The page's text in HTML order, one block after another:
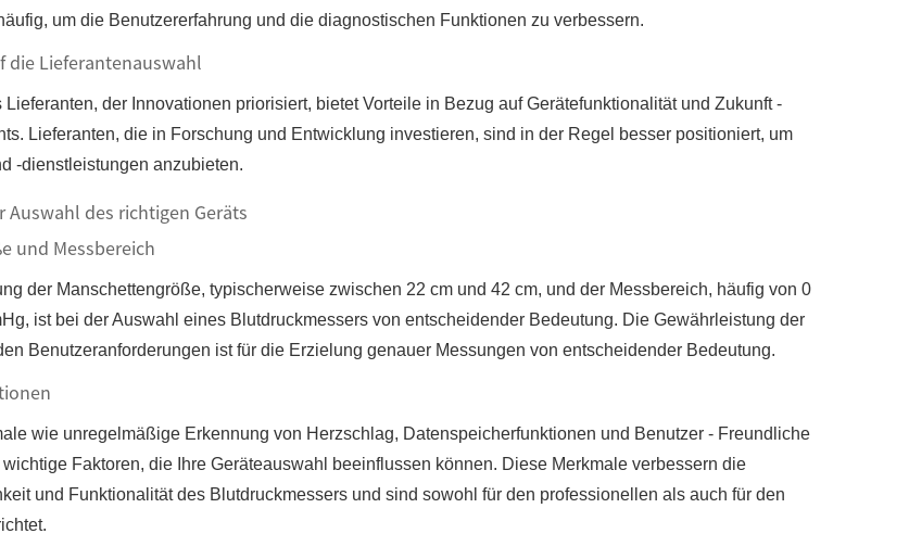
um die Benutzererfahrung und die diagnostischen Funktionen zu verbessern.
die Lieferantenauswahl
Lieferanten, der Innovationen priorisiert, bietet Vorteile in Bezug auf Gerätefunktionalität und Zukunft -
Lieferanten, die in Forschung und Entwicklung investieren, sind in der Regel besser positioniert, um
-dienstleistungen anzubieten.
Auswahl des richtigen Geräts
und Messbereich
der Manschettengröße, typischerweise zwischen 22 cm und 42 cm, und der Messbereich, häufig von 0
ist bei der Auswahl eines Blutdruckmessers von entscheidender Bedeutung. Die Gewährleistung der
Benutzeranforderungen ist für die Erzielung genauer Messungen von entscheidender Bedeutung.
wie unregelmäßige Erkennung von Herzschlag, Datenspeicherfunktionen und Benutzer - Freundliche
Faktoren, die Ihre Geräteauswahl beeinflussen können. Diese Merkmale verbessern die
und Funktionalität des Blutdruckmessers und sind sowohl für den professionellen als auch für den